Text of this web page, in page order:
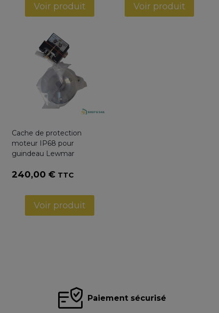
Voir produit Voir produit
Cache de protection
moteur IP68 pour
guindeau Lewmar
240,00 € TTC
Voir produit
Paiement sécurisé